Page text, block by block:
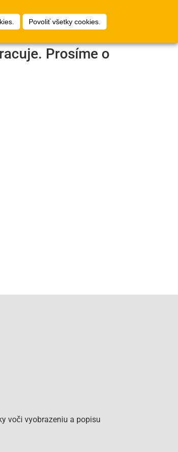
Povoliť všetky cookies.
podláh Prihlásiť
Prosíme o
voči vyobrazeniu a popisu